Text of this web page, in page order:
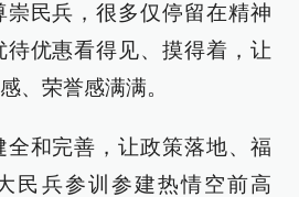
民兵，很多仅停留在精神
待优惠看得见、摸得着，让
、荣誉感满满。
全和完善，让政策落地、福
民兵参训参建热情空前高